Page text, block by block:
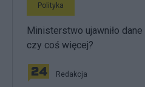
Polityka
Ministerstwo ujawniło
czy coś więcej?
Redakcja